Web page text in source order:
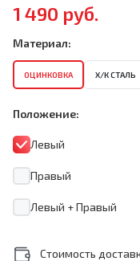
1 490 руб.
Материал:
ОЦИНКОВКА Х/К СТАЛЬ
Положение:
Левый
Правый
Левый + Правый
Стоимость